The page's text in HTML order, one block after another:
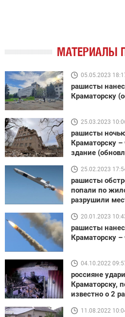
МАТЕРИАЛЫ
05.05.2023
рашисты
Краматорску
25.03.2023
рашисты
Краматорску
здание
25.02.2023
рашисты
попали по
разрушили
20.01.2023
рашисты
Краматорску –
04.10.2022
россияне
Краматорску,
известно о 2
11.08.2022